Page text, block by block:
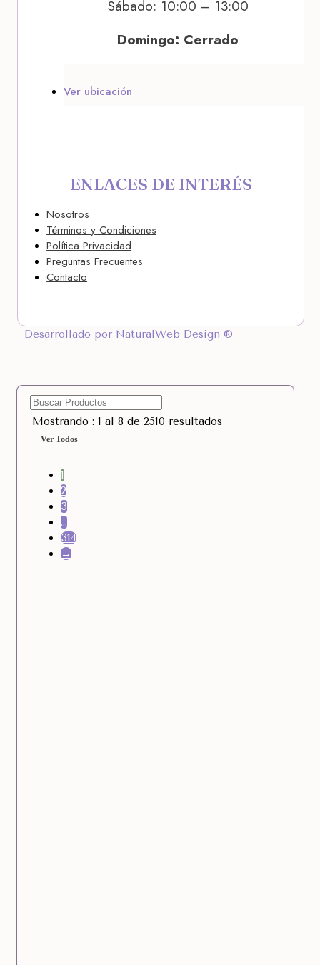
Sábado: 10:00 – 13:00
Domingo: Cerrado
Ver ubicación
ENLACES DE INTERÉS
Nosotros
Términos y Condiciones
Política Privacidad
Preguntas Frecuentes
Contacto
Desarrollado por NaturalWeb Design ®
Mostrando : 1 al 8 de 2510 resultados
Ver Todos
1
2
3
…
314
→